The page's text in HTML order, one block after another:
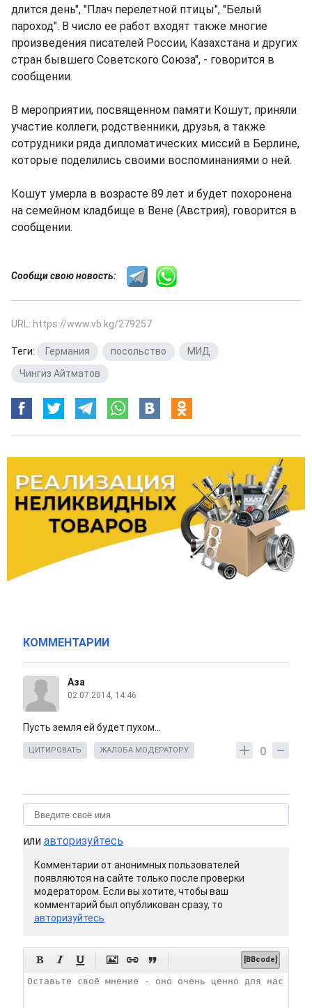
длится день", "Плач перелетной птицы", "Белый
пароход". В число ее работ входят также многие
произведения писателей России, Казахстана и других
стран бывшего Советского Союза", - говорится в
сообщении.
В мероприятии, посвященном памяти Кошут, приняли
участие коллеги, родственники, друзья, а также
сотрудники ряда дипломатических миссий в Берлине,
которые поделились своими воспоминаниями о ней.
Кошут умерла в возрасте 89 лет и будет похоронена
на семейном кладбище в Вене (Австрия), говорится в
сообщении.
Сообщи свою новость:
URL: https://www.vb.kg/279257
Теги: Германия посольство МИД
Чингиз Айтматов
КОММЕНТАРИИ
Аза
02.07.2014, 14:46
Пусть земля ей будет пухом...
0
ЦИТИРОВАТЬ ЖАЛОБА МОДЕРАТОРУ
или авторизуйтесь
Комментарии от анонимных пользователей
появляются на сайте только после проверки
модератором. Если вы хотите, чтобы ваш
комментарий был опубликован сразу, то
авторизуйтесь
      [BBcode]